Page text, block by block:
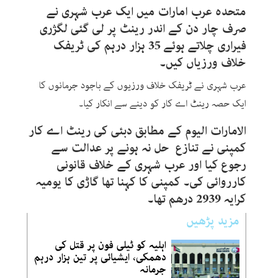
متحدہ عرب امارات میں ایک عرب شہری نے
صرف چار دن کے اندر رینٹ پر لی گئی لگژری
فیراری چلاتے ہوئے 35 ہزار درہم کی ٹریفک
خلاف ورزیاں کیں۔
عرب شہری نے ٹریفک خلاف ورزیوں کے باجود جرمانوں کا
ایک حصہ رینٹ اے کار کو دینے سے انکار کیا۔
الامارات الیوم کے مطابق دبئی کی رینٹ اے کار
کمپنی نے تنازع حل نہ ہونے پر عدالت سے
رجوع کیا اور عرب شہری کے خلاف قانونی
کارروائی کی۔ کمپنی کا کہنا تھا گاڑی کا یومیہ
کرایہ 2939 درھم تھا۔
مزید پڑھیں
اہلیہ کو ٹیلی فون پر قتل کی
دھمکی، ایشیائی پر تین ہزار درہم
جرمانہ